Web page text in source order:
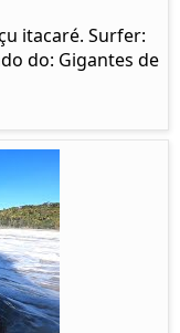
itacaré. Surfer:
do: Gigantes de